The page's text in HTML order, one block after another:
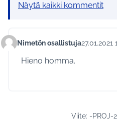
Näytä kaikki kommentit
Kommentti 452
Nimetön osallistuja27.01.2021
Hieno homma.
Viite: -PROJ-